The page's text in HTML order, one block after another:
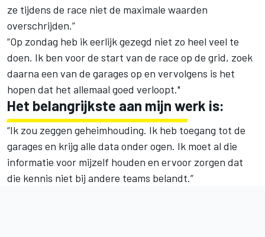
ze tijdens de race niet de maximale waarden
overschrijden.”
“Op zondag heb ik eerlijk gezegd niet zo heel veel te
doen. Ik ben voor de start van de race op de grid, zoek
daarna een van de garages op en vervolgens is het
hopen dat het allemaal goed verloopt."
Het belangrijkste aan mijn werk is:
“Ik zou zeggen geheimhouding. Ik heb toegang tot de
garages en krijg alle data onder ogen. Ik moet al die
informatie voor mijzelf houden en ervoor zorgen dat
die kennis niet bij andere teams belandt.”